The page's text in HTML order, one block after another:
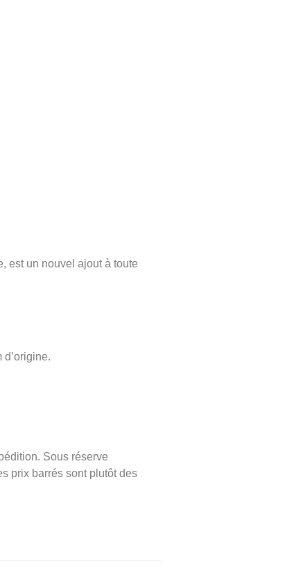
est un nouvel ajout à toute
Sous réserve
prix barrés sont plutôt des